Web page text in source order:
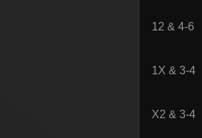
12 & 4-6
1X & 3-4
X2 & 3-4